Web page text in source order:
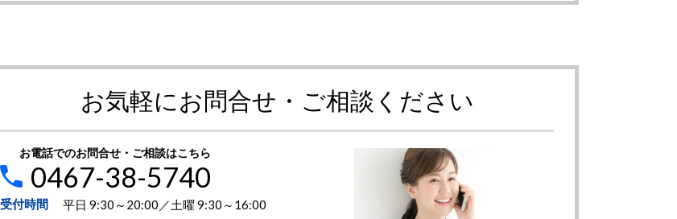
お気軽にお問合せ・ご相談ください
お電話でのお問合せ・ご相談はこちら
0467-38-5740
受付時間
平日 9:30～20:00／土曜 9:30～16:00